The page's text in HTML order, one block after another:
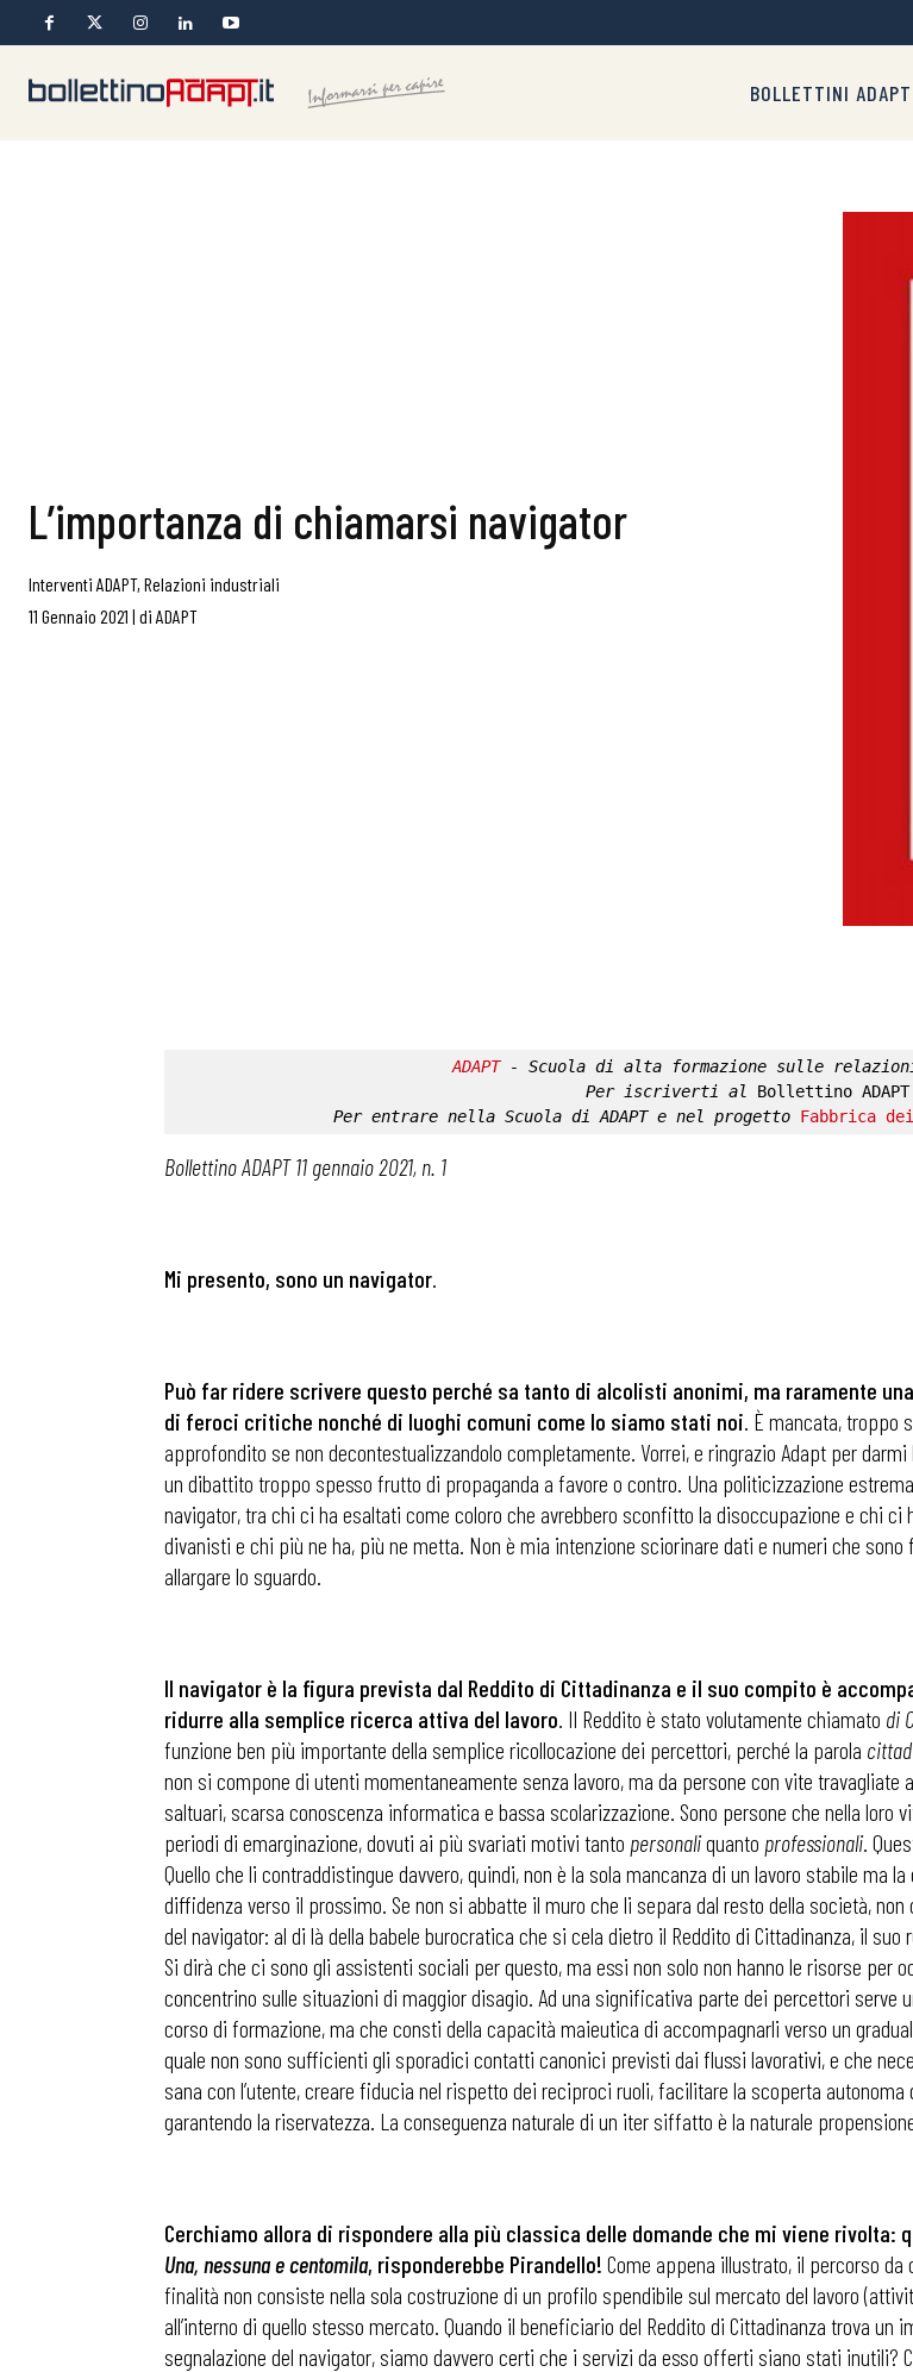
BOLLETTINI ADAPT
L’importanza di chiamarsi navigator
Interventi ADAPT, Relazioni industriali
11 Gennaio 2021 | di ADAPT
ADAPT - Scuola di alta formazione sulle
Per iscriverti al Bollettino ADAPT
Per entrare nella Scuola di ADAPT e nel progetto Fabbrica
Bollettino ADAPT 11 gennaio 2021, n. 1
Mi presento, sono un navigator.
Può far ridere scrivere questo perché sa tanto di alcolisti anonimi, ma raramente
di feroci critiche nonché di luoghi comuni come lo siamo stati noi. È mancata, troppo
approfondito se non decontestualizzandolo completamente. Vorrei, e ringrazio Adapt per
un dibattito troppo spesso frutto di propaganda a favore o contro. Una politicizzazione
navigator, tra chi ci ha esaltati come coloro che avrebbero sconfitto la disoccupazione e chi
divanisti e chi più ne ha, più ne metta. Non è mia intenzione sciorinare dati e numeri che
allargare lo sguardo.
Il navigator è la figura prevista dal Reddito di Cittadinanza e il suo compito è
ridurre alla semplice ricerca attiva del lavoro. Il Reddito è stato volutamente chiamato di
funzione ben più importante della semplice ricollocazione dei percettori, perché la parola
non si compone di utenti momentaneamente senza lavoro, ma da persone con vite
saltuari, scarsa conoscenza informatica e bassa scolarizzazione. Sono persone che nella
periodi di emarginazione, dovuti ai più svariati motivi tanto personaliquanto professionali.
Quello che li contraddistingue davvero, quindi, non è la sola mancanza di un lavoro stabile
diffidenza verso il prossimo. Se non si abbatte il muro che li separa dal resto della società,
del navigator: al di là della babele burocratica che si cela dietro il Reddito di Cittadinanza, il
Si dirà che ci sono gli assistenti sociali per questo, ma essi non solo non hanno le risorse
concentrino sulle situazioni di maggior disagio. Ad una significativa parte dei percettori serve
corso di formazione, ma che consti della capacità maieutica di accompagnarli verso un
quale non sono sufficienti gli sporadici contatti canonici previsti dai flussi lavorativi, e che
sana con l’utente, creare fiducia nel rispetto dei reciproci ruoli, facilitare la scoperta
garantendo la riservatezza. La conseguenza naturale di un iter siffatto è la naturale
Cerchiamo allora di rispondere alla più classica delle domande che mi viene rivolta:
Una, nessuna e centomila, risponderebbe Pirandello! Come appena illustrato, il percorso
finalità non consiste nella sola costruzione di un profilo spendibile sul mercato del lavoro
all’interno di quello stesso mercato. Quando il beneficiario del Reddito di Cittadinanza trova
segnalazione del navigator, siamo davvero certi che i servizi da esso offerti siano stati inutili?